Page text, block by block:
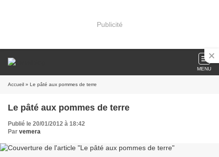
Publicité
MENU
Accueil » Le pâté aux pommes de terre
Le pâté aux pommes de terre
Publié le 20/01/2012 à 18:42
Par vemera